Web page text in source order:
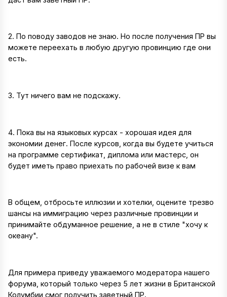
2. По поводу заводов не знаю. Но после получения ПР вы
можете переехать в любую другую провинцию где они
есть.
3. Тут ничего вам не подскажу.
4. Пока вы на языковых курсах - хорошая идея для
экономии денег. После курсов, когда вы будете учиться
на программе сертификат, диплома или мастерс, он
будет иметь право приехать по рабочей визе к вам
В общем, отбросьте иллюзии и хотелки, оцените трезво
шансы на иммиграцию через различные провинции и
принимайте обдуманное решение, а не в стиле "хочу к
океану".
Для примера приведу уважаемого модератора нашего
форума, который только через 5 лет жизни в Британской
Колумбии смог получить заветный ПР.